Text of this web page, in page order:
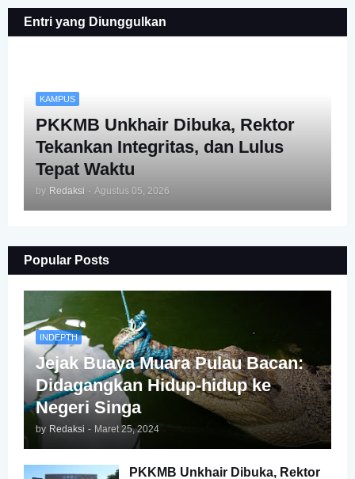
Entri yang Diunggulkan
KAMPUS
PKKMB Unkhair Dibuka, Rektor
Tekankan Integritas, dan Lulus
Tepat Waktu
by Redaksi - Agustus 05, 2026
Popular Posts
INDEPTH
Jejak Buaya Muara Pulau Bacan:
Didagangkan Hidup-hidup ke
Negeri Singa
by Redaksi - Maret 25, 2024
PKKMB Unkhair Dibuka, Rektor